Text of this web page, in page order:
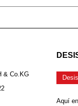
& Co.KG
Aquí